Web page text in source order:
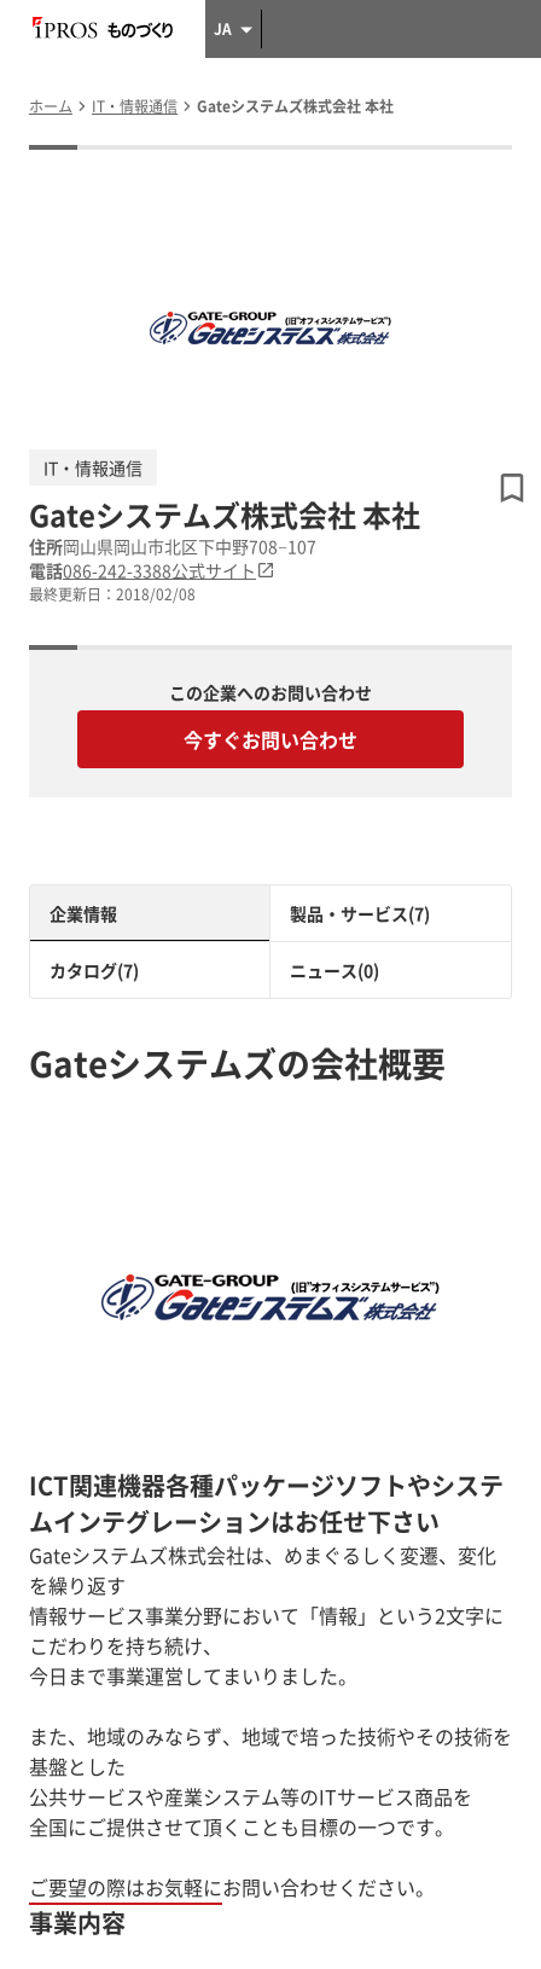
JA
ホーム IT・情報通信 Gateシステムズ株式会社 本社
IT・情報通信
Gateシステムズ株式会社 本社
住所岡山県岡山市北区下中野708−107
電話086-242-3388公式サイト
最終更新日： 2018/02/08
この企業へのお問い合わせ
今すぐお問い合わせ
企業情報 製品・サービス(7)
カタログ(7) ニュース(0)
Gateシステムズの会社概要
ICT関連機器各種パッケージソフトやシステ
ムインテグレーションはお任せ下さい
Gateシステムズ株式会社は、めまぐるしく変遷、変化
を繰り返す
情報サービス事業分野において「情報」という2文字に
こだわりを持ち続け、
今日まで事業運営してまいりました。
また、地域のみならず、地域で培った技術やその技術を
基盤とした
公共サービスや産業システム等のITサービス商品を
全国にご提供させて頂くことも目標の一つです。
ご要望の際はお気軽にお問い合わせください。
事業内容